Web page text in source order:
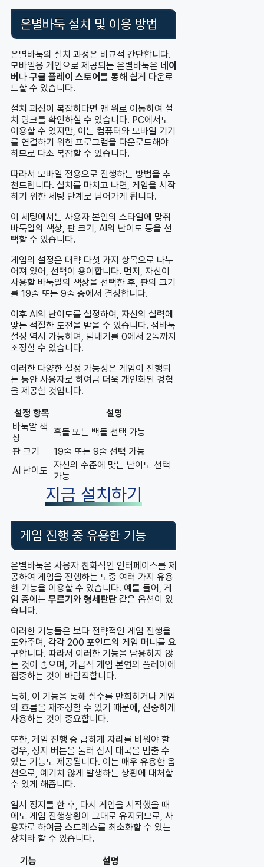
은별바둑 설치 및 이용 방법
은별바둑의 설치 과정은 비교적 간단합니다.
모바일용 게임으로 제공되는 은별바둑은 네이
버 나 구글 플레이 스토어를 통해 쉽게 다운로
드할 수 있습니다.
설치 과정이 복잡하다면 맨 위로 이동하여 설
치 링크를 확인하실 수 있습니다. PC에서도
이용할 수 있지만, 이는 컴퓨터와 모바일 기기
를 연결하기 위한 프로그램을 다운로드해야
하므로 다소 복잡할 수 있습니다.
따라서 모바일 전용으로 진행하는 방법을 추
천드립니다. 설치를 마치고 나면, 게임을 시작
하기 위한 세팅 단계로 넘어가게 됩니다.
이 세팅에서는 사용자 본인의 스타일에 맞춰
바둑알의 색상, 판 크기, AI의 난이도 등을 선
택할 수 있습니다.
게임의 설정은 대략 다섯 가지 항목으로 나누
어져 있어, 선택이 용이합니다. 먼저, 자신이
사용할 바둑알의 색상을 선택한 후, 판의 크기
를 19줄 또는 9줄 중에서 결정합니다.
이후 AI의 난이도를 설정하여, 자신의 실력에
맞는 적절한 도전을 받을 수 있습니다. 점바둑
설정 역시 가능하며, 덤내기를 0에서 2돌까지
조정할 수 있습니다.
이러한 다양한 설정 가능성은 게임이 진행되
는 동안 사용자로 하여금 더욱 개인화된 경험
을 제공할 것입니다.
설정 항목
설명
바둑알 색
상
흑돌 또는 백돌 선택 가능
판 크기
19줄 또는 9줄 선택 가능
AI 난이도 자신의 수준에 맞는 난이도 선택
가능
지금 설치하기
게임 진행 중 유용한 기능
은별바둑은 사용자 친화적인 인터페이스를 제
공하여 게임을 진행하는 도중 여러 가지 유용
한 기능을 이용할 수 있습니다. 예를 들어, 게
임 중에는 무르기 와 형세판단 같은 옵션이 있
습니다.
이러한 기능들은 보다 전략적인 게임 진행을
도와주며, 각각 200 포인트의 게임 머니를 요
구합니다. 따라서 이러한 기능을 남용하지 않
는 것이 좋으며, 가급적 게임 본연의 플레이에
집중하는 것이 바람직합니다.
특히, 이 기능을 통해 실수를 만회하거나 게임
의 흐름을 재조정할 수 있기 때문에, 신중하게
사용하는 것이 중요합니다.
또한, 게임 진행 중 급하게 자리를 비워야 할
경우, 정지 버튼을 눌러 잠시 대국을 멈출 수
있는 기능도 제공됩니다. 이는 매우 유용한 옵
션으로, 예기치 않게 발생하는 상황에 대처할
수 있게 해줍니다.
일시 정지를 한 후, 다시 게임을 시작했을 때
에도 게임 진행상황이 그대로 유지되므로, 사
용자로 하여금 스트레스를 최소화할 수 있는
장치라 할 수 있습니다.
기능
설명